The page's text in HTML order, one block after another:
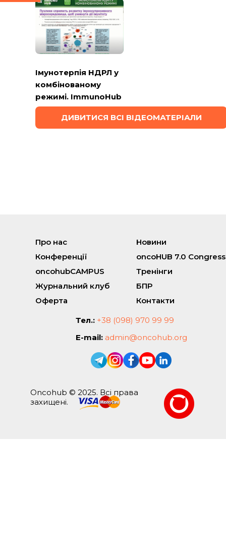
Імунотерпія НДРЛ у
комбінованому
режимі. ImmunoHub
ДИВИТИСЯ ВСІ ВІДЕОМАТЕРІАЛИ
Про нас
Новини
Конференції
oncoHUB 7.0 Congress
oncohubCAMPUS
Тренінги
Журнальний клуб
БПР
Оферта
Контакти
Тел.: +38 (098) 970 99 99
E-mail: admin@oncohub.org
Oncohub © 2025. Всі права
захищені.